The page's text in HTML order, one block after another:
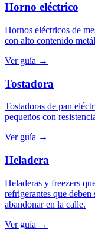
Horno eléctrico
Hornos eléctricos de
con alto contenido
Ver guía →
Tostadora
Tostadoras de pan
pequeños con
Ver guía →
Heladera
Heladeras y freezers
refrigerantes que
abandonar en la calle.
Ver guía →